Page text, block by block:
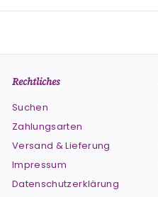
Rechtliches
Suchen
Zahlungsarten
Versand & Lieferung
Impressum
Datenschutzerklärung